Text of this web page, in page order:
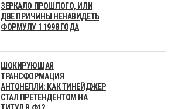
ЗЕРКАЛО ПРОШЛОГО, ИЛИ
ДВЕ ПРИЧИНЫ НЕНАВИДЕТЬ
ФОРМУЛУ 1 1998 ГОДА
ШОКИРУЮЩАЯ
ТРАНСФОРМАЦИЯ
АНТОНЕЛЛИ: КАК ТИНЕЙДЖЕР
СТАЛ ПРЕТЕНДЕНТОМ НА